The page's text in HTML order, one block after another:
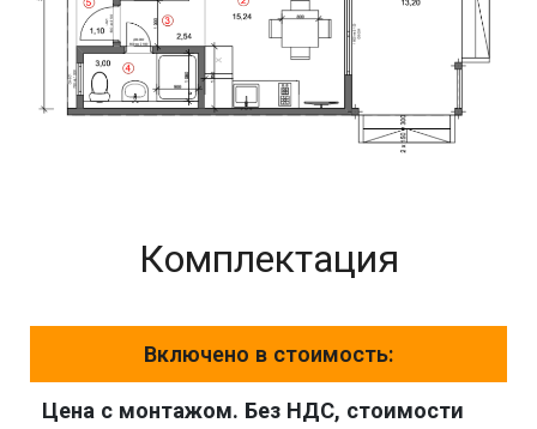
Комплектация
Включено в стоимость:
Цена с монтажом. Без НДС, стоимости